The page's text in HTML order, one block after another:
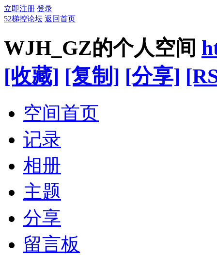
立即注册 登录
52梯控论坛 返回首页
WJH_GZ的个人空间
[收藏] [复制] [分享]
空间首页
记录
相册
主题
分享
留言板